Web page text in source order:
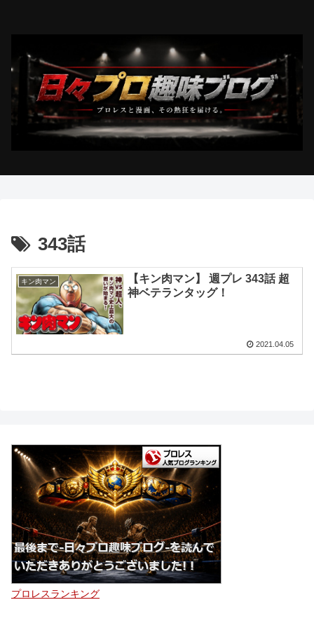
343話
キン肉マン
【キン肉マン】 週プレ 343話 超
神ベテランタッグ！
2021.04.05
プロレスランキング